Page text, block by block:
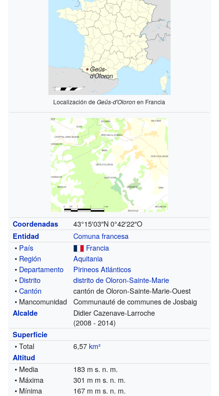
Geüs-
d'Oloron
Localización deGeüs-d'Oloronen Francia
Coordenadas 43°15′03″N 0°42′22″O
Entidad
Comuna francesa
• País
Francia
• Región
Aquitania
• Departamento
Pirineos Atlánticos
• Distrito
distrito de Oloron-Sainte-Marie
•Cantón
cantón de Oloron-Sainte-Marie-Ouest
• Mancomunidad
Communauté de communes de Josbaig
Alcalde
Didier Cazenave-Larroche
(2008 - 2014)
Superficie
• Total 6,57km²
Altitud
• Media
183 m s. n. m.
• Máxima
301 m m s. n. m.
• Mínima
167 m m s. n. m.